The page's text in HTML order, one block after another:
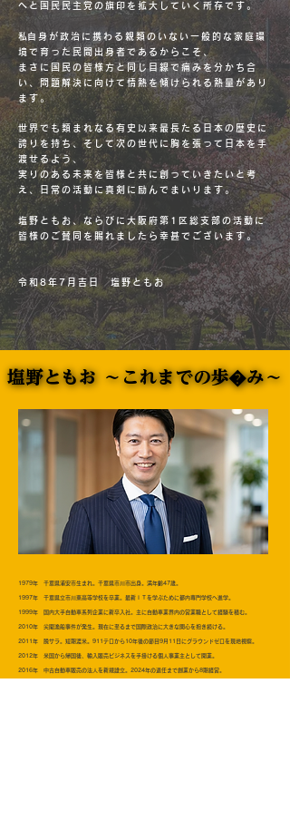
へと国民民主党の旗印を拡大していく所存です。
​私自身が政治に携わる親類のいない一般的な家庭環
境で育った民間出身者であるからこそ、
まさに国民の皆様方と同じ目線で痛みを分かち合
い、問題解決に向けて情熱を傾けられる熱量があり
ます。
世界でも類まれなる有史以来最長たる日本の歴史に
誇りを持ち、そして次の世代に胸を張って日本を手
渡せるよう、
実りのある未来を皆様と共に創っていきたいと考
え、日常の活動に真剣に励んでまいります。
塩野ともお、ならびに大阪府第1区総支部の活動に
皆様のご賛同を賜れましたら幸甚でございます。
令和8年7月吉日 塩野ともお
塩野ともお ～これまでの歩み～
塩野ともお ～これまでの歩�み～
1979年 千葉県浦安市生まれ。千葉県市川市出身。満年齢47歳。
1997年 千葉県立市川東高等学校を卒業。最新ＩＴを学ぶために都内専門学校へ進学。
1999年 国内大手自動車系列企業に新卒入社。主に自動車業界内の営業職として経験を積む。
2010年 尖閣漁船事件が発生。現在に至るまで国際政治に大きな関心を抱き続ける。
2011年 脱サラ。短期渡米。911テロから10年後の節目9月11日にグラウンドゼロを現地視察。
2012年 米国から帰国後、輸入販売ビジネスを手掛ける個人事業主として開業。
2016年 中古自動車販売の法人を新規設立。2024年の退任まで創業から8期経営。